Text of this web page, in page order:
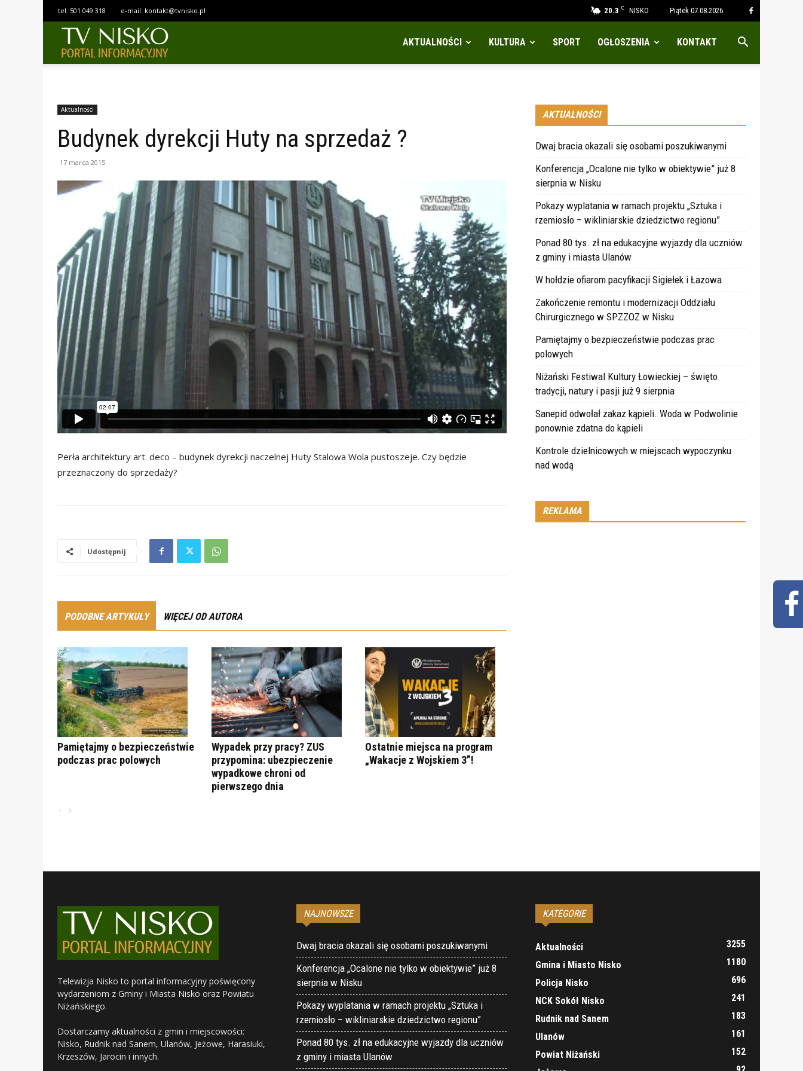
20.3 C NISKO Piątek 07.08.2026
tel. 501 049 318 e-mail: kontakt@tvnisko.pl
AKTUALNOŚCI KULTURA SPORT OGŁOSZENIA KONTAKT
Aktualności
Budynek dyrekcji Huty na sprzedaż ?
17 marca 2015
Perła architektury art. deco – budynek dyrekcji naczelnej Huty Stalowa Wola pustoszeje. Czy będzie
przeznaczony do sprzedaży?
Udostępnij
PODOBNE ARTYKUŁY WIĘCEJ OD AUTORA
Pamiętajmy o bezpieczeństwie
podczas prac polowych
Wypadek przy pracy? ZUS
przypomina: ubezpieczenie
wypadkowe chroni od
pierwszego dnia
Ostatnie miejsca na program
„Wakacje z Wojskiem 3”!
AKTUALNOŚCI
Dwaj bracia okazali się osobami poszukiwanymi
Konferencja „Ocalone nie tylko w obiektywie” już 8
sierpnia w Nisku
Pokazy wyplatania w ramach projektu „Sztuka i
rzemiosło – wikliniarskie dziedzictwo regionu”
Ponad 80 tys. zł na edukacyjne wyjazdy dla uczniów
z gminy i miasta Ulanów
W hołdzie ofiarom pacyfikacji Sigiełek i Łazowa
Zakończenie remontu i modernizacji Oddziału
Chirurgicznego w SPZZOZ w Nisku
Pamiętajmy o bezpieczeństwie podczas prac
polowych
Niżański Festiwal Kultury Łowieckiej – święto
tradycji, natury i pasji już 9 sierpnia
Sanepid odwołał zakaz kąpieli. Woda w Podwolinie
ponownie zdatna do kąpieli
Kontrole dzielnicowych w miejscach wypoczynku
nad wodą
REKLAMA
Telewizja Nisko to portal informacyjny poświęcony
wydarzeniom z Gminy i Miasta Nisko oraz Powiatu
Niżańskiego.
Dostarczamy aktualności z gmin i miejscowości:
Nisko, Rudnik nad Sanem, Ulanów, Jeżowe, Harasiuki,
Krzeszów, Jarocin i innych.
NAJNOWSZE
Dwaj bracia okazali się osobami poszukiwanymi
Konferencja „Ocalone nie tylko w obiektywie” już 8
sierpnia w Nisku
Pokazy wyplatania w ramach projektu „Sztuka i
rzemiosło – wikliniarskie dziedzictwo regionu”
Ponad 80 tys. zł na edukacyjne wyjazdy dla uczniów
z gminy i miasta Ulanów
KATEGORIE
Aktualności
3255
Gmina i Miasto Nisko
1180
Policja Nisko
696
NCK Sokół Nisko
241
Rudnik nad Sanem
183
Ulanów
161
Powiat Niżański
152